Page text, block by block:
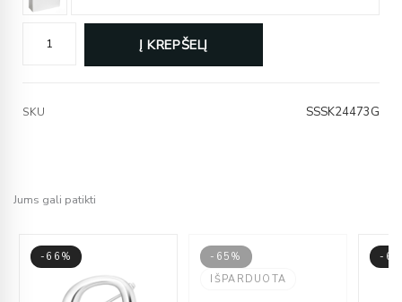
Į KREPŠELĮ
SKU SSSK24473G
Jums gali patikti
-66%
-65%
IŠPARDUOTA
-